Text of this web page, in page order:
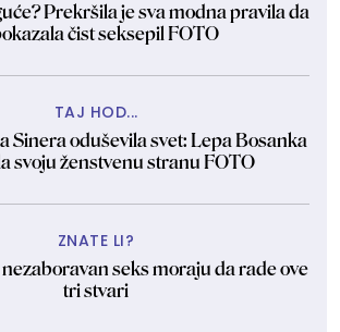
Prekršila je sva modna pravila da
čist seksepil FOTO
TAJ HOD...
Sinera oduševila svet: Lepa Bosanka
svoju ženstvenu stranu FOTO
ZNATE LI?
seks moraju da rade ove
tri stvari